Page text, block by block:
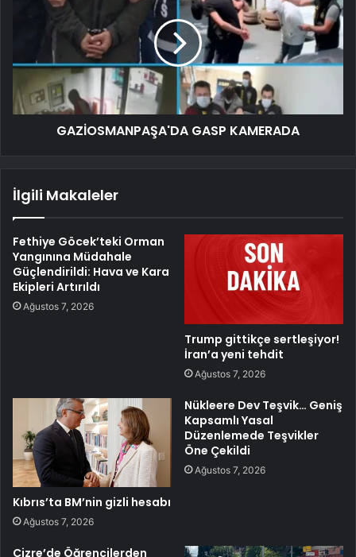
GAZİOSMANPAŞA'DA GASP KAMERADA
İlgili Makaleler
Fethiye Göcek’teki Orman
Yangınına Müdahale
Güçlendirildi: Hava ve Kara
Ekipleri Artırıldı
Ağustos 7, 2026
Trump gittikçe sertleşiyor!
İran’a yeni tehdit
Ağustos 7, 2026
Kıbrıs’ta BM’nin gizli hesabı
Ağustos 7, 2026
Nükleere Dev Teşvik… Geniş
Kapsamlı Yasal
Düzenlemede Teşvikler
Öne Çekildi
Ağustos 7, 2026
Cizre’de Öğrencilerden